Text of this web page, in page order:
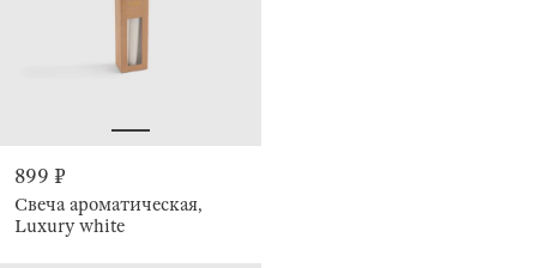
899 ₽
Свеча ароматическая,
Luxury white